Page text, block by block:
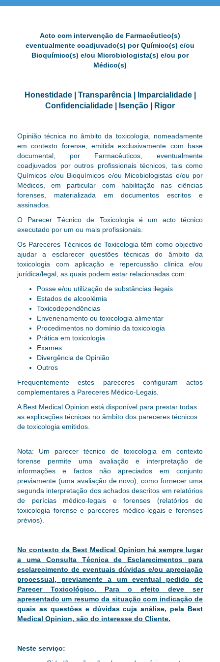
Acto com intervenção de Farmacêutico(s)
eventualmente coadjuvado(s) porQuímico(s) e/ou
Bioquímico(s) e/ou Microbiologista(s) e/ou por
Médico(s)
Honestidade | Transparência | Imparcialidade |
Confidencialidade | Isenção | Rigor
Opinião técnica no âmbito da toxicologia, nomeadamente
em contexto forense, emitida exclusivamente com base
documental, por Farmacêuticos, eventualmente
coadjuvados por outros profissionais técnicos, tais como
Químicos e/ou Bioquímicos e/ou Micobiologistas e/ou por
Médicos, em particular com habilitação nas ciências
forenses, materializada em documentos escritos e
assinados.
O Parecer Técnico de Toxicologia é um acto técnico
executado por um ou mais profissionais.
Os Pareceres Técnicos de Toxicologiatêm como objectivo
ajudar a esclarecer questões técnicas do âmbito da
toxicologia com aplicação e repercussão clínica e/ou
jurídica/legal , as quais podem estar relacionadas com:
Posse e/ou utilização de substâncias ilegais
Estados de alcoolémia
Toxicodependências
Envenenamento ou toxicologia alimentar
Procedimentos no domínio da toxicologia
Prática em toxicologia
Exames
Divergência de Opinião
Outros
Frequentemente estes pareceres configuram actos
complementares a Pareceres Médico-Legais
A Best Medical Opinion está disponível para prestar todas
as explicações técnicas no âmbito dos pareceres técnicos
de toxicologia emitidos.
Nota: Um parecer técnico de toxicologia em contexto
forense permite uma avaliação e interpretação de
informações e factos não apreciados em conjunto
previamente (uma avaliação de novo), como fornecer uma
segunda interpretação dos achados descritos em relatórios
de perícias médico-legais e forenses (relatórios de
toxicologia forense e pareceres médico-legais e forenses
prévios)
No contexto da Best Medical Opinion há sempre lugar
a uma Consulta Técnica de Esclarecimentos para
esclarecimento de eventuais dúvidas e/ou apreciação
processual, previamente a um eventual pedido de
Parecer Toxicológico. Para o efeito deve ser
apresentado um resumo da situação com indicação de
quais as questões e dúvidas cuja análise, pela Best
Medical Opinion, são do interesse do Cliente.
Neste serviço: